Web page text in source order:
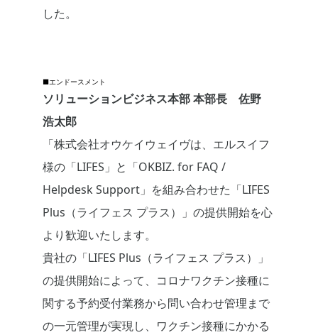
した。
■エンドースメント
ソリューションビジネス本部 本部長 佐野
浩太郎
「株式会社オウケイウェイヴは、エルスイフ
様の「LIFES」と「OKBIZ. for FAQ /
Helpdesk Support」を組み合わせた「LIFES
Plus（ライフェス プラス）」の提供開始を心
より歓迎いたします。
貴社の「LIFES Plus（ライフェス プラス）」
の提供開始によって、コロナワクチン接種に
関する予約受付業務から問い合わせ管理まで
の一元管理が実現し、ワクチン接種にかかる